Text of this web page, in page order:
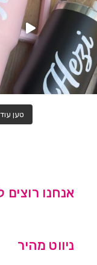
טען
אנחנו
ניווט מהיר